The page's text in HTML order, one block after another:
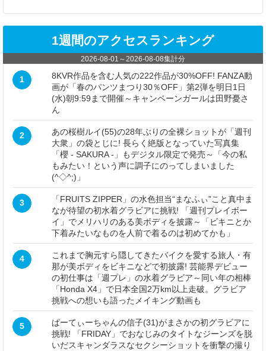
1週間のアクセスランキング
2026-08-01 ～2026-08-08集計分
1
8KVR作品を含む人気の222作品が30%OFF! FANZA動
画が「春のパンツまつり30％OFF」第2弾を明日1日
(水)朝9:59まで開催～キャンペーンガールは田野憂さ
ん
2
あの桜樹ルイ(55)の28年ぶりの全裸ショットが「週刊
大衆」の袋とじに! 長らく絶版となっていた写真集
「櫻 - SAKURA -」もデジタル限定で発売～「今の私
もみたい！という声に調子にのってしまいました
(^◇^;)」
3
「FRUITS ZIPPER」の水色担当“まなふぃ”こと真中ま
なが待望の初水着グラビアに挑戦! 「週刊プレイボー
イ」でメリハリのある美ボディを披露～「ビキニとか
下着みたいなものを人前で着るのは初めてかも」
4
これまで胸元すら隠してきたバイクを愛する旅人・有
那が美ボディをビキニなどで初披露! 芸能界デビュー
の初仕事は「週プレ」の水着グラビア～同い年の相棒
「Honda X4」で日本全国2万km以上走破。グラビア
挑戦への想いも語ったメイキング動画も
5
ぱーてぃーちゃんの信子(31)がまさかの初グラビアに
挑戦! 「FRIDAY」でおなじみのタイトなジーンズを脱
いだスキャンダラスなセクシーショットを衝撃の撮り